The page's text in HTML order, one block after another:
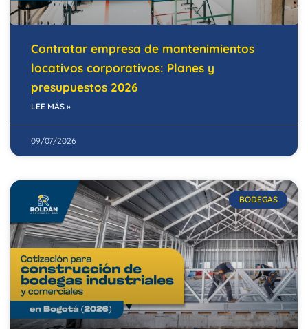
Contratar empresa de mantenimientos
locativos corporativos: Planes y
presupuestos 2026
LEE MÁS »
09/07/2026
BODEGAS